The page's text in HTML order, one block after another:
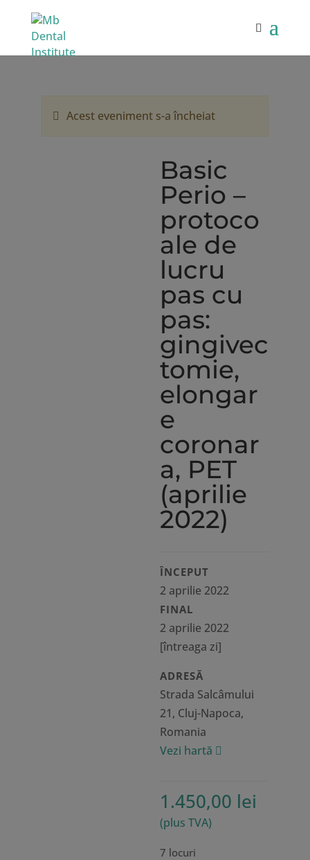
Acest eveniment s-a încheiat
Basic
Perio –
protoco
ale de
lucru
pas cu
pas:
gingivec
tomie,
elongar
e
coronar
a, PET
(aprilie
2022)
ÎNCEPUT
2 aprilie 2022
FINAL
2 aprilie 2022
[întreaga zi]
ADRESĂ
Strada Salcâmului
21, Cluj-Napoca,
Romania
Vezi hartă
1.450,00 lei
(plus TVA)
7 locuri